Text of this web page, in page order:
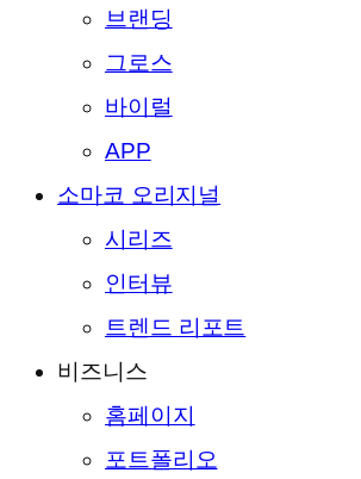
브랜딩
그로스
바이럴
APP
소마코 오리지널
시리즈
인터뷰
트렌드 리포트
비즈니스
홈페이지
포트폴리오